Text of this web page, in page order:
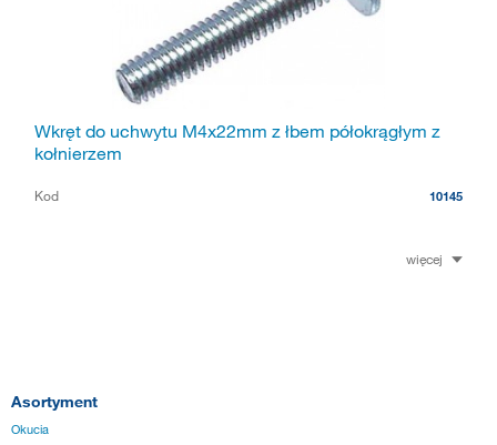
Wkręt do uchwytu M4x22mm z łbem półokrągłym z
kołnierzem
Kod 10145
więcej
Asortyment
Okucia